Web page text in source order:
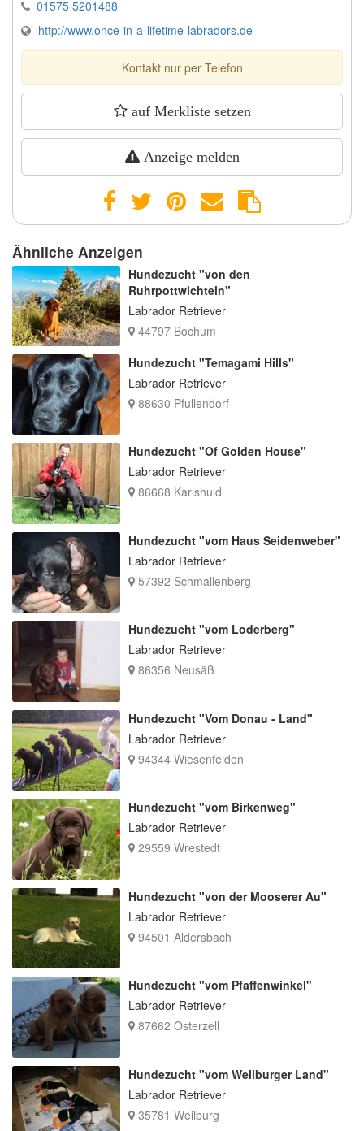
01575 5201488
http://www.once-in-a-lifetime-labradors.de
Kontakt nur per Telefon
auf Merkliste setzen
Anzeige melden
Ähnliche Anzeigen
Hundezucht "von den
Ruhrpottwichteln"
Labrador Retriever
44797 Bochum
Hundezucht "Temagami Hills"
Labrador Retriever
88630 Pfullendorf
Hundezucht "Of Golden House"
Labrador Retriever
86668 Karlshuld
Hundezucht "vom Haus Seidenweber"
Labrador Retriever
57392 Schmallenberg
Hundezucht "vom Loderberg"
Labrador Retriever
86356 Neusäß
Hundezucht "Vom Donau - Land"
Labrador Retriever
94344 Wiesenfelden
Hundezucht "vom Birkenweg"
Labrador Retriever
29559 Wrestedt
Hundezucht "von der Mooserer Au"
Labrador Retriever
94501 Aldersbach
Hundezucht "vom Pfaffenwinkel"
Labrador Retriever
87662 Osterzell
Hundezucht "vom Weilburger Land"
Labrador Retriever
35781 Weilburg